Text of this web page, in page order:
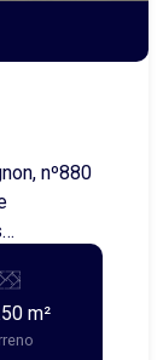
nº880
esta
de
m²